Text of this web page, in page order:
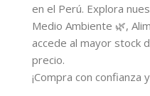
en el Perú. Explora
Medio Ambiente 🌿,
accede al mayor stock
precio.
¡Compra con confianza